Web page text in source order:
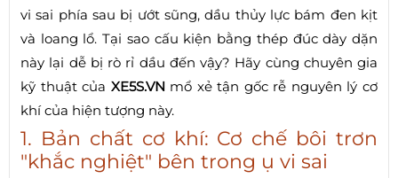
vi sai phía sau bị ướt sũng, dầu thủy lực bám đen kịt
và loang lổ. Tại sao cấu kiện bằng thép đúc dày dặn
này lại dễ bị rò rỉ dầu đến vậy? Hãy cùng chuyên gia
kỹ thuật của XE5S.VNmổ xẻ tận gốc rễ nguyên lý cơ
khí của hiện tượng này.
1. Bản chất cơ khí: Cơ chế bôi trơn
"khắc nghiệt" bên trong ụ vi sai